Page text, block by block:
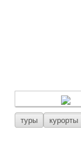
туры курорты